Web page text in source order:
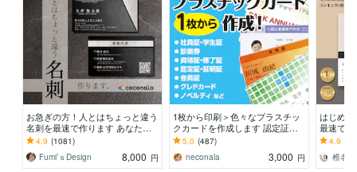
お急ぎの方！人とはちょっと違う
名刺を最速で作ります あなただ
けのオリジナル名刺を！翌日まで
にデザイン作成します！
4.9 (1081)
Fumi’ｓDesign
8,000 円
1枚から印刷＞色々なプラスチッ
クカードを作成します 認定証・
学生証・社員証・クレドなどクレ
カサイズのカードに印刷
5.0 (487)
neconala
3,000 円
はじめ
最速で
イン実
4.9
椎名